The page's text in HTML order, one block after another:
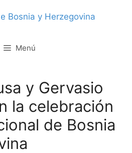
Menú
y Gervasio
la celebración
de Bosnia